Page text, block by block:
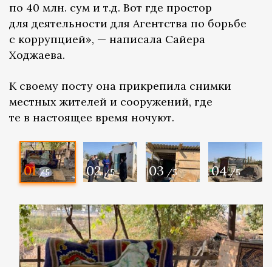
по 40 млн. сум и т.д. Вот где простор
для деятельности для Агентства по борьбе
с коррупцией», — написала Сайера
Ходжаева.
К своему посту она прикрепила снимки
местных жителей и сооружений, где
те в настоящее время ночуют.
01 /5 02 /5 03 /5 04 /5